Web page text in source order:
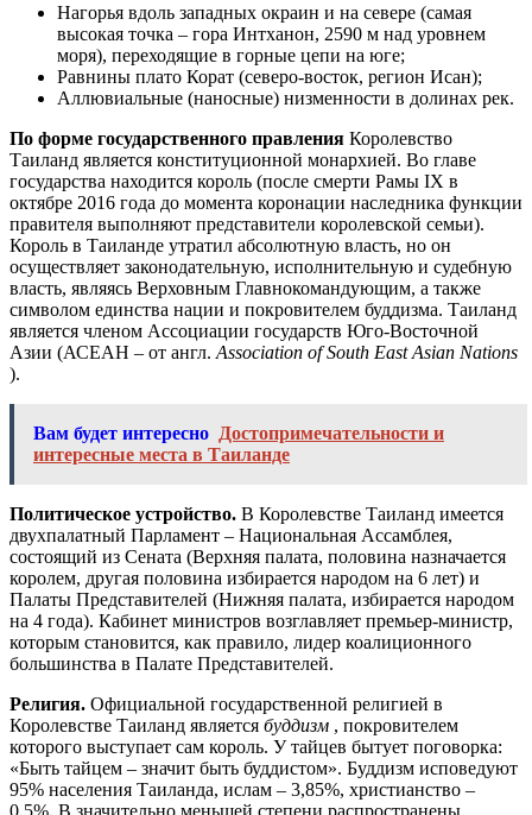
Нагорья вдоль западных окраин и на севере (самая
высокая точка – гора Интханон, 2590 м над уровнем
моря), переходящие в горные цепи на юге;
Равнины плато Корат (северо-восток, регион Исан);
Аллювиальные (наносные) низменности в долинах рек.
По форме государственного правления Королевство
Таиланд является конституционной монархией. Во главе
государства находится король (после смерти Рамы IX в
октябре 2016 года до момента коронации наследника функции
правителя выполняют представители королевской семьи).
Король в Таиланде утратил абсолютную власть, но он
осуществляет законодательную, исполнительную и судебную
власть, являясь Верховным Главнокомандующим, а также
символом единства нации и покровителем буддизма. Таиланд
является членом Ассоциации государств Юго-Восточной
Азии (АСЕАН – от англ. Association of South East Asian Nations
).
Вам будет интересно Достопримечательности и
интересные места в Таиланде
Политическое устройство. В Королевстве Таиланд имеется
двухпалатный Парламент – Национальная Ассамблея,
состоящий из Сената (Верхняя палата, половина назначается
королем, другая половина избирается народом на 6 лет) и
Палаты Представителей (Нижняя палата, избирается народом
на 4 года). Кабинет министров возглавляет премьер-министр,
которым становится, как правило, лидер коалиционного
большинства в Палате Представителей.
Религия. Официальной государственной религией в
Королевстве Таиланд является буддизм , покровителем
которого выступает сам король. У тайцев бытует поговорка:
«Быть тайцем – значит быть буддистом». Буддизм исповедуют
95% населения Таиланда, ислам – 3,85%, христианство –
0,5%. В значительно меньшей степени распространены